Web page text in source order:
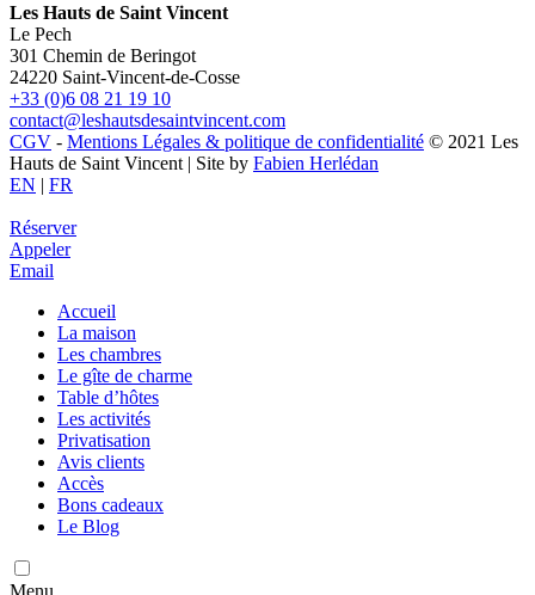
Les Hauts de Saint Vincent
Le Pech
301 Chemin de Beringot
24220 Saint-Vincent-de-Cosse
+33 (0)6 08 21 19 10
contact@leshautsdesaintvincent.com
CGV - Mentions Légales & politique de confidentialité © 2021 Les
Hauts de Saint Vincent | Site by Fabien Herlédan
EN | FR
Réserver
Appeler
Email
Accueil
La maison
Les chambres
Le gîte de charme
Table d’hôtes
Les activités
Privatisation
Avis clients
Accès
Bons cadeaux
Le Blog
Menu